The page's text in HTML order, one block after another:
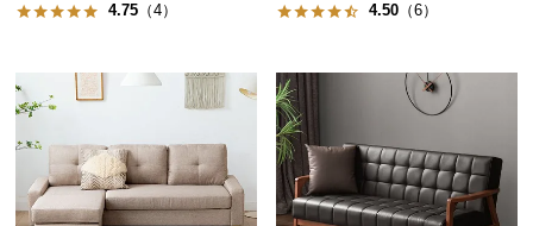
4.75 （4）
4.50 （6）